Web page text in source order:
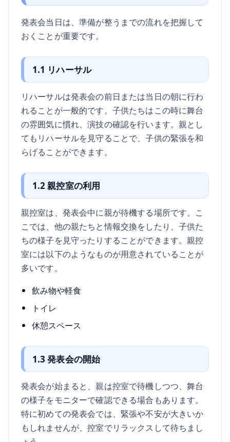
発表会当日は、準備が整うまでの流れを把握して
おくことが重要です。
1.1 リハーサル
リハーサルは発表会の前日または当日の朝に行わ
れることが一般的です。子供たちはこの時に舞台
の雰囲気に慣れ、演技の確認を行います。親とし
てもリハーサルを見守ることで、子供の緊張を和
らげることができます。
1.2 親控室の利用
親控室は、発表会中に親が待機する場所です。こ
こでは、他の親たちと情報交換をしたり、子供た
ちの様子を見守ったりすることができます。親控
室には以下のようなものが用意されていることが
多いです。
飲み物や軽食
トイレ
休憩スペース
1.3 発表会の開始
発表会が始まると、親は控室で待機しつつ、舞台
の様子をモニターで確認できる場合もあります。
特に初めての発表会では、緊張や不安が大きいか
もしれませんが、控室でリラックスして待ちまし